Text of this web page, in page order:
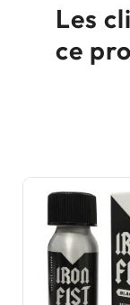
Les
ce